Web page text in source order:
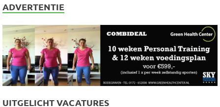
ADVERTENTIE
UITGELICHT VACATURES